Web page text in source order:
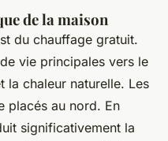
de la maison
du chauffage gratuit.
vie principales vers le
la chaleur naturelle. Les
placés au nord. En
significativement la